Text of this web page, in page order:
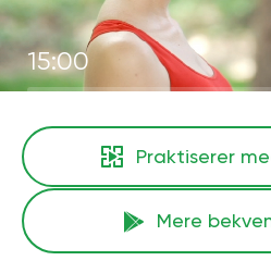
15:00
Praktiserer
Mere